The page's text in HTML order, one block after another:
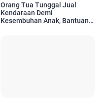
Orang Tua Tunggal Jual
Kendaraan Demi
Kesembuhan Anak, Bantuan